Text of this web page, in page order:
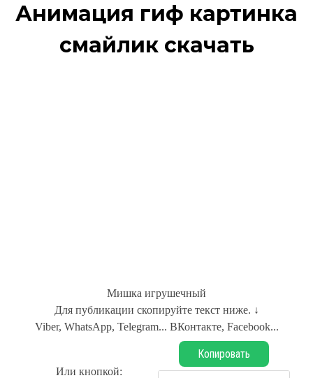
Анимация гиф картинка
смайлик скачать
Мишка игрушечный
Для публикации скопируйте текст ниже. ↓
Viber, WhatsApp, Telegram... ВКонтакте, Facebook...
Или кнопкой:
Копировать